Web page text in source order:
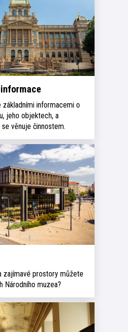
informacemi o
jeho objektech, a
věnuje činnostem.
zajímavé prostory můžete
Národního muzea?